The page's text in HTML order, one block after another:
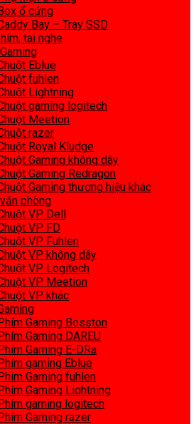
ổ cứng
Bay – Tray SSD
tai nghe
Eblue
fuhlen
Lightning
gaming logitech
Meetion
razer
Royal Kludge
Gaming không dây
Gaming Redragon
Gaming thương hiệu khác
phòng
VP Dell
VP FD
VP Fuhlen
VP không dây
VP Logitech
VP Meetion
VP khác
Gaming Bosston
Gaming DAREU
Gaming E-DRa
gaming Eblue
Gaming fuhlen
Gaming Lightning
gaming logitech
Gaming razer